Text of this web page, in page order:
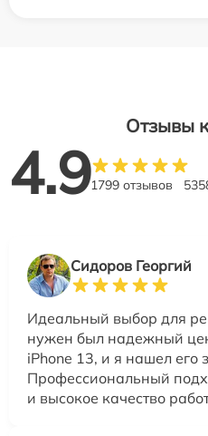
Отзывы
4.91799 отзывов
Сидоров Георгий
Идеальный выбор для
нужен был надежный
iPhone 13, и я нашел его
Профессиональный
и высокое качество